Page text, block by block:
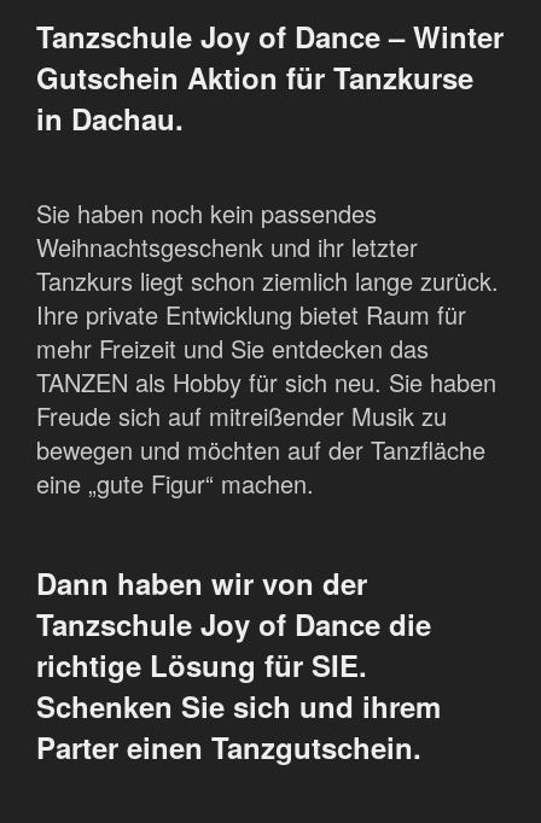
Tanzschule Joy of Dance – Winter
Gutschein Aktion für Tanzkurse
in Dachau.
Sie haben noch kein passendes
Weihnachtsgeschenk und ihr letzter
Tanzkurs liegt schon ziemlich lange zurück.
Ihre private Entwicklung bietet Raum für
mehr Freizeit und Sie entdecken das
TANZEN als Hobby für sich neu. Sie haben
Freude sich auf mitreißender Musik zu
bewegen und möchten auf der Tanzfläche
eine „gute Figur“ machen.
Dann haben wir von der
Tanzschule Joy of Dance die
richtige Lösung für SIE.
Schenken Sie sich und ihrem
Parter einen Tanzgutschein.